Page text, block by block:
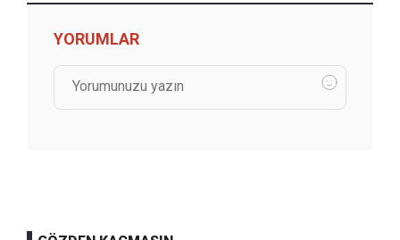
YORUMLAR